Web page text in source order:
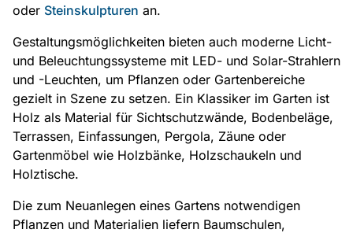
oder Steinskulpturen an.
Gestaltungsmöglichkeiten bieten auch moderne Licht-
und Beleuchtungssysteme mit LED- und Solar-Strahlern
und -Leuchten, um Pflanzen oder Gartenbereiche
gezielt in Szene zu setzen. Ein Klassiker im Garten ist
Holz als Material für Sichtschutzwände, Bodenbeläge,
Terrassen, Einfassungen, Pergola, Zäune oder
Gartenmöbel wie Holzbänke, Holzschaukeln und
Holztische.
Die zum Neuanlegen eines Gartens notwendigen
Pflanzen und Materialien liefern Baumschulen,